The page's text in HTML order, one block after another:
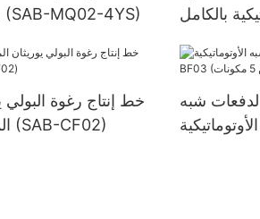
متعددة (SAB-MQ02-4YS)
بالكامل
خط إنتاج رغوة البولي
المستمر (SAB-CF02)
شبه
الأوتوماتيكية SAB-BF03